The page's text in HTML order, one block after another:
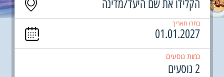
בחרו תאריך
כמות נוסעים
2 נוסעים